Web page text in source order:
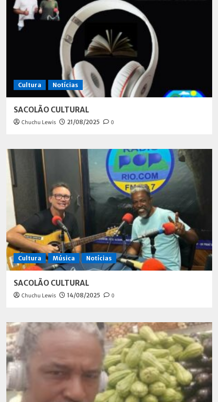
Cultura Notícias
SACOLÃO CULTURAL
Chuchu Lewis 21/08/2025 0
Cultura Música Notícias
SACOLÃO CULTURAL
Chuchu Lewis 14/08/2025 0